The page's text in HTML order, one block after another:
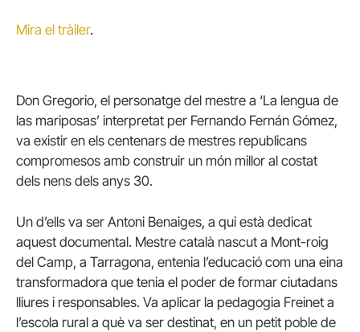
Mira el tràiler.
Don Gregorio, el personatge del mestre a ‘La lengua de
las mariposas’ interpretat per Fernando Fernán Gómez,
va existir en els centenars de mestres republicans
compromesos amb construir un món millor al costat
dels nens dels anys 30.
Un d’ells va ser Antoni Benaiges, a qui està dedicat
aquest documental. Mestre català nascut a Mont-roig
del Camp, a Tarragona, entenia l’educació com una eina
transformadora que tenia el poder de formar ciutadans
lliures i responsables. Va aplicar la pedagogia Freinet a
l’escola rural a què va ser destinat, en un petit poble de